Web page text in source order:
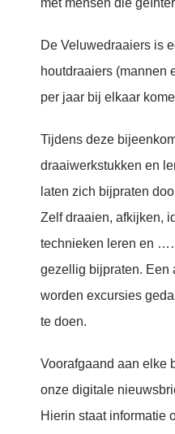
met mensen die
De Veluwedraaiers is
houtdraaiers (mannen
per jaar bij elkaar
Tijdens deze
draaiwerkstukken en
laten zich bijpraten
Zelf draaien, afkijken,
technieken leren en
gezellig bijpraten. Een
worden excursies
te doen.
Voorafgaand aan elke
onze digitale
Hierin staat informatie